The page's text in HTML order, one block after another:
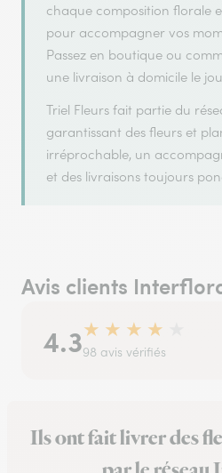
chaque composition florale
pour accompagner vos
Passez en boutique ou
une livraison à domicile le
Triel Fleurs fait partie du
garantissant des fleurs et
irréprochable, un
et des livraisons toujours
Avis clients
4.3★ ★ ★ ★
98 avis vérifiés
Ils ont fait livrer des